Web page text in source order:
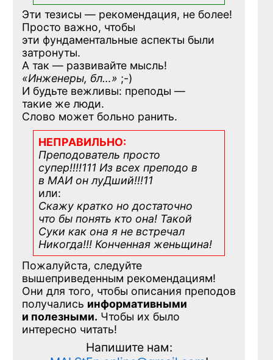
Эти тезисы — рекомендация, не более!
Просто важно, чтобы
эти фундаментальные аспекты были
затронуты.
А так — развивайте мысль!
«Инженеры, бл…» ;-)
И будьте вежливы: преподы —
такие же люди.
Слово может больно ранить.
НЕПРАВИЛЬНО:
Преподователь просто
супер!!!!111 Из всех преподо в
в МАИ он луДший!!!11
или:
Скажу кратко но достаточно
что бы понять кто она! Такой
Суки как она я не встречал
Никогда!!! Конченная женьщина!
Пожалуйста, следуйте
вышеприведенным рекомендациям!
Они для того, чтобы описания преподов
получались информативными
и полезными. Чтобы их было
интересно читать!
Напишите нам: